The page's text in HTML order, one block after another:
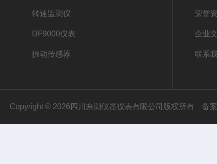
转速监测仪
DF9000仪表
振动传感器
荣誉
企业
联系
Copyright © 2026四川东测仪器仪表有限公司版权所有 备